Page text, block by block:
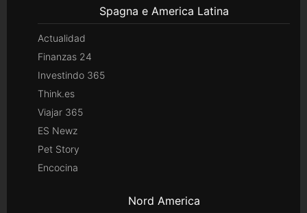
Spagna e America Latina
Actualidad
Finanzas 24
Investindo 365
Think.es
Viajar 365
ES Newz
Pet Story
Encocina
Nord America